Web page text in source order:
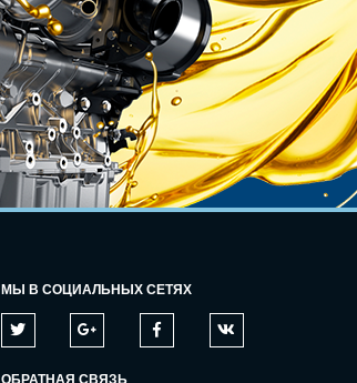
МЫ В СОЦИАЛЬНЫХ СЕТЯХ
ОБРАТНАЯ СВЯЗЬ